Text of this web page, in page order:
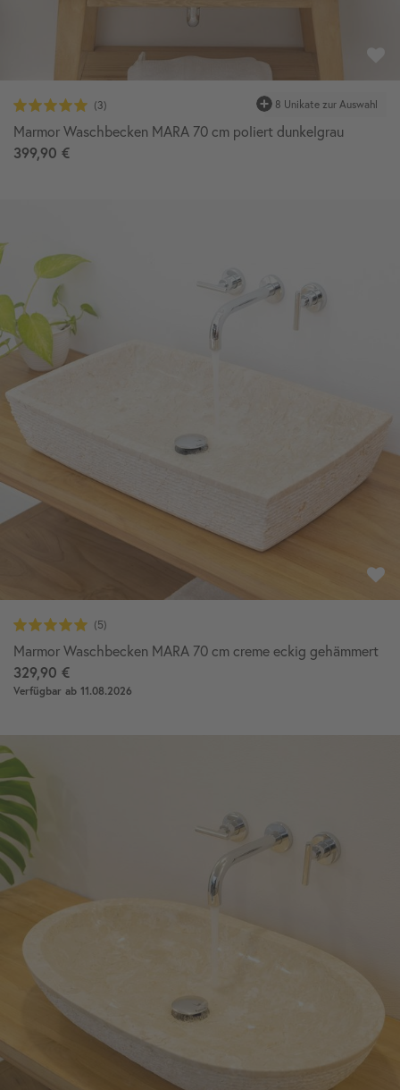
Marmor Waschbecken MARA 70 cm poliert dunkelgrau
399,90 €
Marmor Waschbecken MARA 70 cm creme eckig gehämmert
329,90 €
Verfügbar ab 11.08.2026